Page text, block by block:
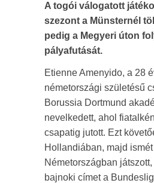
A togói válogatott
szezont a Münsternél
pedig a Megyeri úton
pályafutását.
Etienne Amenyido, a 28
németországi születésű
Borussia Dortmund
nevelkedett, ahol
csapatig jutott. Ezt
Hollandiában, majd ismét
Németországban
bajnoki címet a